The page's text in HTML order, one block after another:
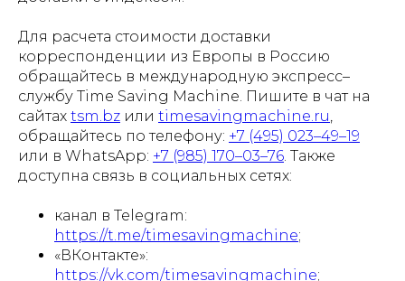
Для расчета стоимости доставки
корреспонденции из Европы в Россию
обращайтесь в международную экспресс–
службу Time Saving Machine. Пишите в чат на
сайтах tsm.bz или timesavingmachine.ru,
обращайтесь по телефону: +7 (495) 023–49–19
или в WhatsApp: +7 (985) 170–03–76. Также
доступна связь в социальных сетях:
канал в Telegram:
https://t.me/timesavingmachine;
«ВКонтакте»:
https://vk.com/timesavingmachine;